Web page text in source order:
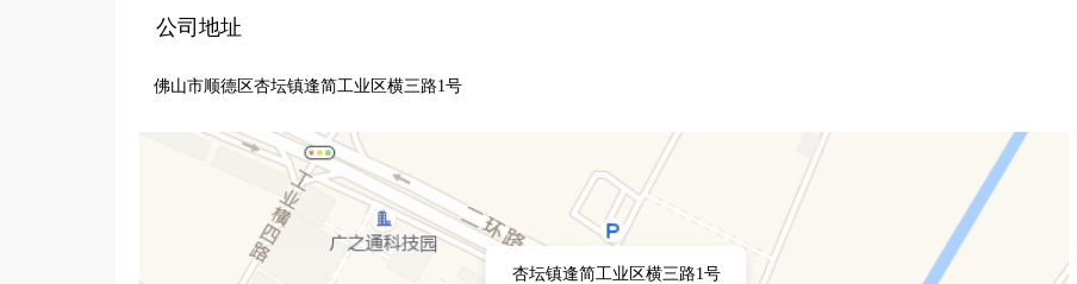
经过多年的发展，荣成卫浴公司已凭借强大的研发和生产能力、科学的管理模式，赢得了客户的信赖与支持。与公司
建立战略合作伙伴关系的客户，包括一些全球著名的卫浴品牌企业，以及大型的中间商、贸易商。
面对未来，荣成卫浴公司愿为全球的卫浴同行与消费者，提供更优质的服务！
公司地址
佛山市顺德区杏坛镇逢简工业区横三路1号
杏坛镇逢简工业区横三路1号